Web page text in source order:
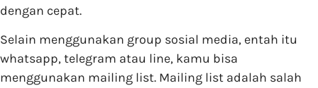
dengan cepat.
Selain menggunakan group sosial media, entah itu
whatsapp, telegram atau line, kamu bisa
menggunakan mailing list. Mailing list adalah salah